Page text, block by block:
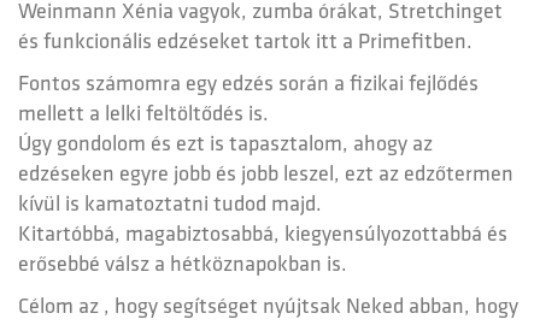
Weinmann Xénia vagyok, zumba órákat, Stretchinget
és funkcionális edzéseket tartok itt a Primefitben.
Fontos számomra egy edzés során a fizikai fejlődés
mellett a lelki feltöltődés is.
Úgy gondolom és ezt is tapasztalom, ahogy az
edzéseken egyre jobb és jobb leszel, ezt az edzőtermen
kívül is kamatoztatni tudod majd.
Kitartóbbá, magabiztosabbá, kiegyensúlyozottabbá és
erősebbé válsz a hétköznapokban is.
Célom az , hogy segítséget nyújtsak Neked abban, hogy